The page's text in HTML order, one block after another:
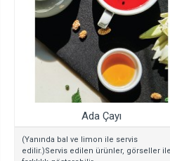
Ada Çayı
(Yanında bal ve limon ile servis
edilir.)Servis edilen ürünler, görseller ile